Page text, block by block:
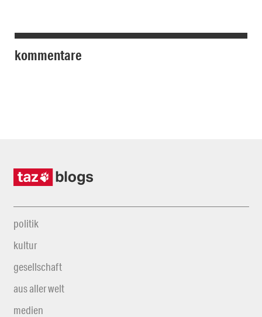
kommentare
politik
kultur
gesellschaft
aus aller welt
medien